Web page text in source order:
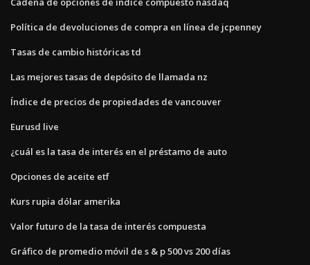
Política de devoluciones de compra en línea de jcpenney
Tasas de cambio históricas td
Las mejores tasas de depósito de llamada nz
Índice de precios de propiedades de vancouver
Eurusd live
¿cuál es la tasa de interés en el préstamo de auto
Opciones de aceite etf
Kurs rupia dólar amerika
Valor futuro de la tasa de interés compuesta
Gráfico de promedio móvil de s & p 500 vs 200 días